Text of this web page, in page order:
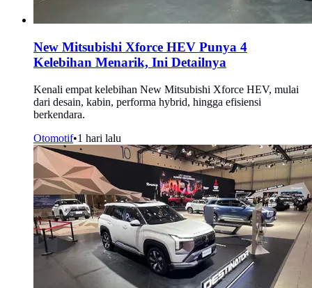
New Mitsubishi Xforce HEV Punya 4
Kelebihan Menarik, Ini Detailnya
Kenali empat kelebihan New Mitsubishi Xforce HEV, mulai
dari desain, kabin, performa hybrid, hingga efisiensi
berkendara.
Otomotif•1 hari lalu